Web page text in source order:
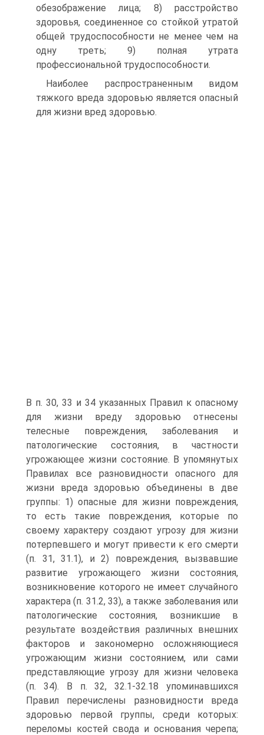
обезображение лица; 8) расстройство
здоровья, соединенное со стойкой утратой
общей трудоспособности не менее чем на
одну треть; 9) полная утрата
профессиональной трудоспособности.
Наиболее распространенным видом
тяжкого вреда здоровью является опасный
для жизни вред здоровью.
В п. 30, 33 и 34 указанных Правил к опасному
для жизни вреду здоровью отнесены
телесные повреждения, заболевания и
патологические состояния, в частности
угрожающее жизни состояние. В упомянутых
Правилах все разновидности опасного для
жизни вреда здоровью объединены в две
группы: 1) опасные для жизни повреждения,
то есть такие повреждения, которые по
своему характеру создают угрозу для жизни
потерпевшего и могут привести к его смерти
(п. 31, 31.1), и 2) повреждения, вызвавшие
развитие угрожающего жизни состояния,
возникновение которого не имеет случайного
характера (п. 31.2, 33), а также заболевания или
патологические состояния, возникшие в
результате воздействия различных внешних
факторов и закономерно осложняющиеся
угрожающим жизни состоянием, или сами
представляющие угрозу для жизни человека
(п. 34). В п. 32, 32.1-32.18 упоминавшихся
Правил перечислены разновидности вреда
здоровью первой группы, среди которых:
переломы костей свода и основания черепа;